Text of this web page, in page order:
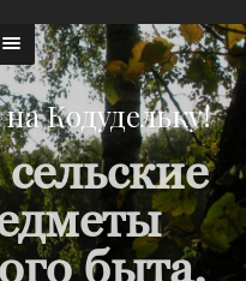
Кодудельку!
быта.